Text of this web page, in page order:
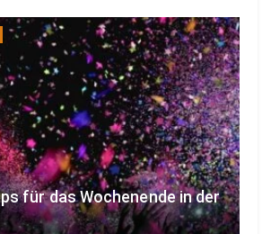
für das Wochenende in der